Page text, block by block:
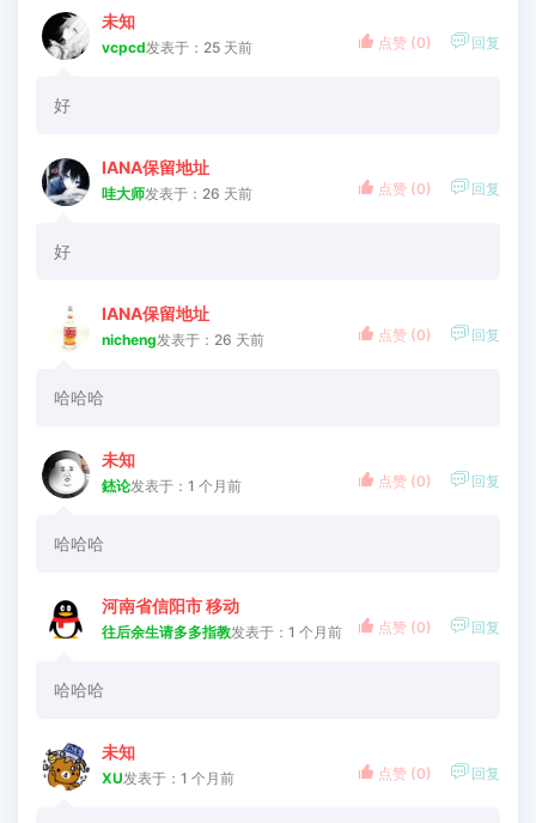
未知
vcpcd发表于：25 天前
好
 点赞 (0)  回复
IANA保留地址
哇大师发表于：26 天前
好
 点赞 (0)  回复
IANA保留地址
nicheng发表于：26 天前
哈哈哈
 点赞 (0)  回复
未知
錰论发表于：1 个月前
哈哈哈
 点赞 (0)  回复
河南省信阳市 移动
往后余生请多多指教发表于：1 个月前
哈哈哈
 点赞 (0)  回复
未知
XU发表于：1 个月前  点赞 (0)  回复